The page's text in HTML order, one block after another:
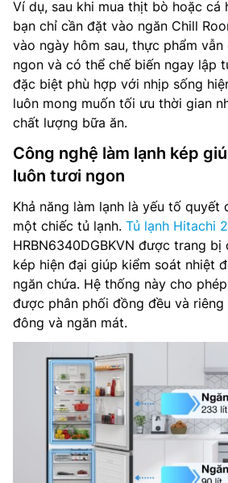
Ví dụ, sau khi mua thịt bò hoặc cá
bạn chỉ cần đặt vào ngăn Chill
vào ngày hôm sau, thực phẩm
ngon và có thể chế biến ngay lập
đặc biệt phù hợp với nhịp sống
luôn mong muốn tối ưu thời gian
chất lượng bữa ăn.
Công nghệ làm lạnh kép
luôn tươi ngon
Khả năng làm lạnh là yếu tố quyết
một chiếc tủ lạnh. Tủ lạnh Hitachi
HRBN6340DGBKVN được trang bị
kép hiện đại giúp kiểm soát nhiệt
ngăn chứa. Hệ thống này cho
được phân phối đồng đều và
đông và ngăn mát.